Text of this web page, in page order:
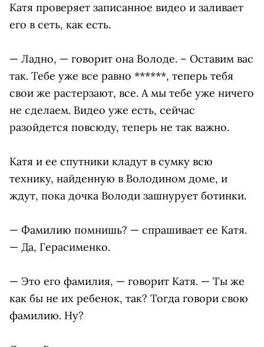
Катя проверяет записанное видео и заливает
его в сеть, как есть.
— Ладно, — говорит она Володе. – Оставим вас
так. Тебе уже все равно ******, теперь тебя
свои же растерзают, все. А мы тебе уже ничего
не сделаем. Видео уже есть, сейчас
разойдется повсюду, теперь не так важно.
Катя и ее спутники кладут в сумку всю
технику, найденную в Володином доме, и
ждут, пока дочка Володи зашнурует ботинки.
— Фамилию помнишь? — спрашивает ее Катя.
— Да, Герасименко.
— Это его фамилия, — говорит Катя. — Ты же
как бы не их ребенок, так? Тогда говори свою
фамилию. Ну?